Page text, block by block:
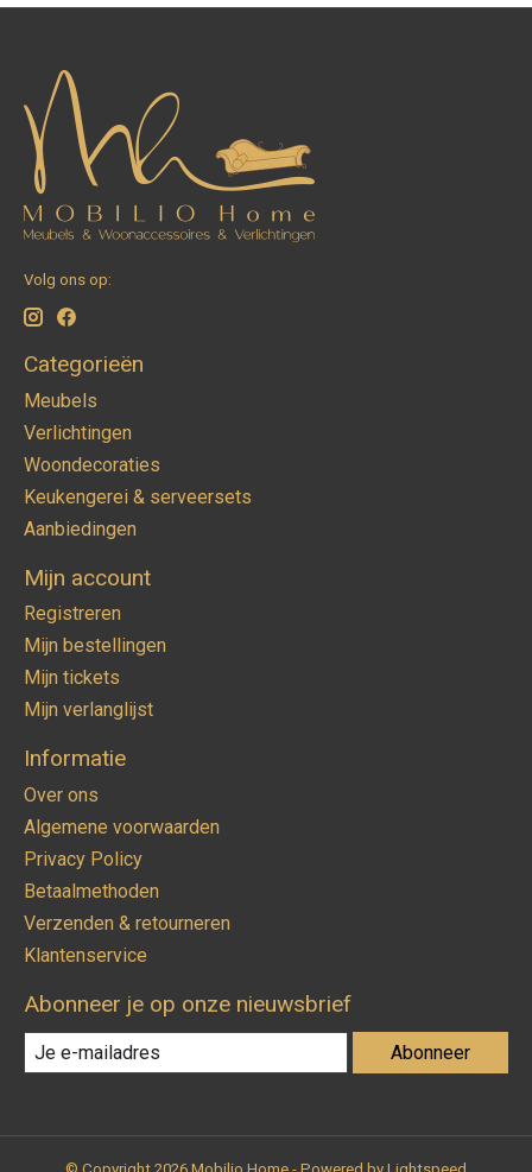
Volg ons op:
Categorieën
Meubels
Verlichtingen
Woondecoraties
Keukengerei & serveersets
Aanbiedingen
Mijn account
Registreren
Mijn bestellingen
Mijn tickets
Mijn verlanglijst
Informatie
Over ons
Algemene voorwaarden
Privacy Policy
Betaalmethoden
Verzenden & retourneren
Klantenservice
Abonneer je op onze nieuwsbrief
Abonneer